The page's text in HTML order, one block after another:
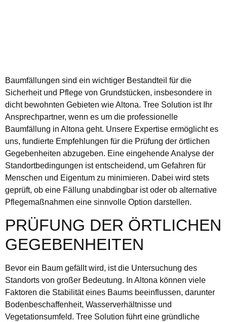
Baumfällungen sind ein wichtiger Bestandteil für die
Sicherheit und Pflege von Grundstücken, insbesondere in
dicht bewohnten Gebieten wie Altona. Tree Solution ist Ihr
Ansprechpartner, wenn es um die professionelle
Baumfällung in Altona geht. Unsere Expertise ermöglicht es
uns, fundierte Empfehlungen für die Prüfung der örtlichen
Gegebenheiten abzugeben. Eine eingehende Analyse der
Standortbedingungen ist entscheidend, um Gefahren für
Menschen und Eigentum zu minimieren. Dabei wird stets
geprüft, ob eine Fällung unabdingbar ist oder ob alternative
Pflegemaßnahmen eine sinnvolle Option darstellen.
PRÜFUNG DER ÖRTLICHEN
GEGEBENHEITEN
Bevor ein Baum gefällt wird, ist die Untersuchung des
Standorts von großer Bedeutung. In Altona können viele
Faktoren die Stabilität eines Baums beeinflussen, darunter
Bodenbeschaffenheit, Wasserverhältnisse und
Vegetationsumfeld. Tree Solution führt eine gründliche